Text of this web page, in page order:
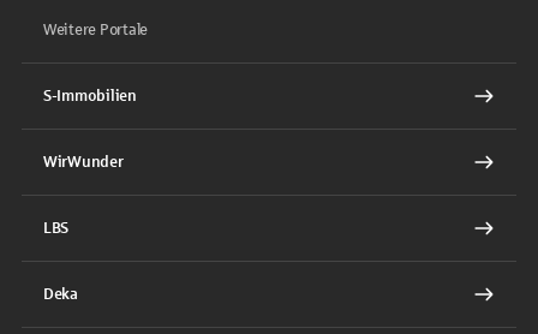
Weitere Portale
S-Immobilien
WirWunder
LBS
Deka